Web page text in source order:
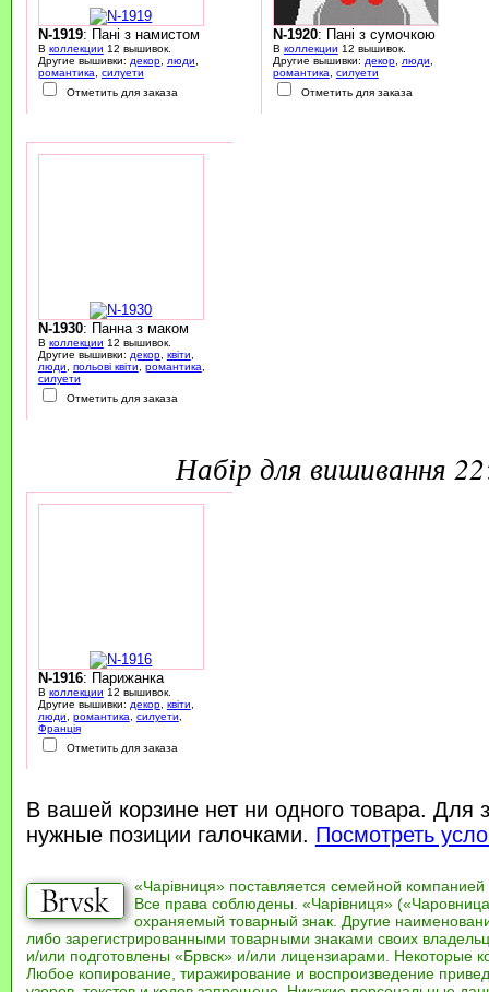
N-1919: Пані з намистом
В коллекции 12 вышивок.
Другие вышивки: декор, люди
романтика
силуети
Отметить для заказа
N-1920: Пані з сумочкою
В коллекции 12 вышивок.
Другие вышивки: декор, люди
романтика
силуети
Отметить для заказа
N-1930: Панна з маком
В коллекции 12 вышивок.
Другие вышивки: декор, квіти
люди
польові квіти романтика
силуети
Отметить для заказа
набір для вишивання
N-1916: Парижанка
В коллекции 12 вышивок.
Другие вышивки: декор, квіти,
люди, романтика, силуети,
Франція
Отметить для заказа
В вашей корзине нет ни одного товара. Для
нужные позиции галочками. Посмотреть
«Чарівниця» поставляется семейной компанией
Все права соблюдены. «Чарівниця»
охраняемый товарный знак. Другие
либо зарегистрированными товарными знаками своих
и/или подготовлены «Брвск» и/или лицензиарами. Некоторые
Любое копирование, тиражирование и воспроизведение